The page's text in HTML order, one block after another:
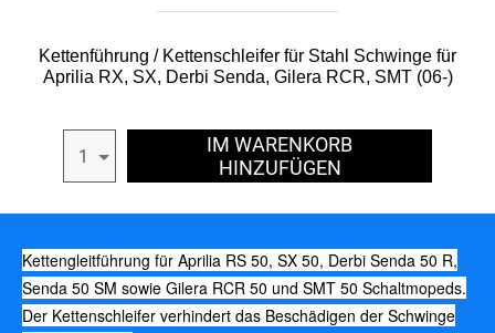
Kettenführung / Kettenschleifer für Stahl Schwinge für
Aprilia RX, SX, Derbi Senda, Gilera RCR, SMT (06-)
1
IM WARENKORB
HINZUFÜGEN
Kettengleitführung für Aprilia RS 50, SX 50, Derbi Senda 50 R,
Senda 50 SM sowie Gilera RCR 50 und SMT 50 Schaltmopeds.
Der Kettenschleifer verhindert das Beschädigen der Schwinge